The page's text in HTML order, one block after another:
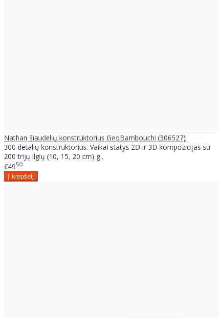
Nathan šiaudelių konstruktorius GeoBambouchi (306527)
300 detalių konstruktorius. Vaikai statys 2D ir 3D kompozicijas su
200 trijų ilgių (10, 15, 20 cm) g..
€4950